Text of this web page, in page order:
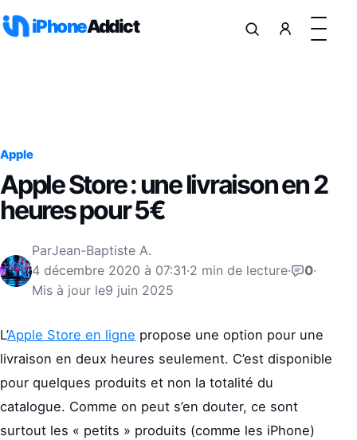
iPhoneAddict
Apple
Apple Store : une livraison en 2
heures pour 5€
ParJean-Baptiste A.
4 décembre 2020 à 07:31·2 min de lecture· 0·
Mis à jour le9 juin 2025
L’Apple Store en ligne propose une option pour une
livraison en deux heures seulement. C’est disponible
pour quelques produits et non la totalité du
catalogue. Comme on peut s’en douter, ce sont
surtout les « petits » produits (comme les iPhone)